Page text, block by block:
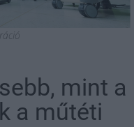
mint a
a műtéti